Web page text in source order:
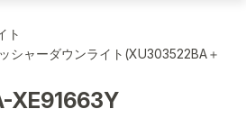
ト
シャーダウンライト(XU303522BA＋
XE91663Y